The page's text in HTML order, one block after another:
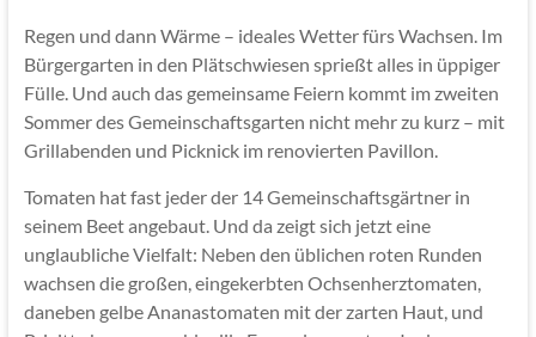
Regen und dann Wärme – ideales Wetter fürs Wachsen. Im
Bürgergarten in den Plätschwiesen sprießt alles in üppiger
Fülle. Und auch das gemeinsame Feiern kommt im zweiten
Sommer des Gemeinschaftsgarten nicht mehr zu kurz – mit
Grillabenden und Picknick im renovierten Pavillon.
Tomaten hat fast jeder der 14 Gemeinschaftsgärtner in
seinem Beet angebaut. Und da zeigt sich jetzt eine
unglaubliche Vielfalt: Neben den üblichen roten Runden
wachsen die großen, eingekerbten Ochsenherztomaten,
daneben gelbe Ananastomaten mit der zarten Haut, und